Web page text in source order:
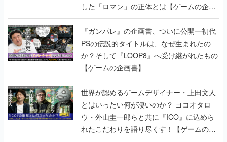
した「ロマン」の正体とは【ゲームの企画
書】
『ガンパレ』の企画書、ついに公開━初代
PSの伝説的タイトルは、なぜ生まれたの
か？そして『LOOP8』へ受け継がれたもの
【ゲームの企画書】
世界が認めるゲームデザイナー・上田文人
とはいったい何が凄いのか？ ヨコオタロ
ウ・外山圭一郎らと共に『ICO』に込めら
れたこだわりを語り尽くす！【ゲームの企